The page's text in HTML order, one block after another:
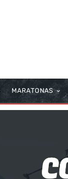
MARATONAS